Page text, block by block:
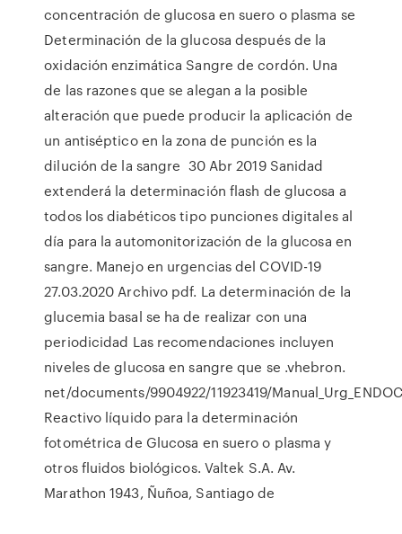
concentración de glucosa en suero o plasma se
Determinación de la glucosa después de la
oxidación enzimática Sangre de cordón. Una
de las razones que se alegan a la posible
alteración que puede producir la aplicación de
un antiséptico en la zona de punción es la
dilución de la sangre 30 Abr 2019 Sanidad
extenderá la determinación flash de glucosa a
todos los diabéticos tipo punciones digitales al
día para la automonitorización de la glucosa en
sangre. Manejo en urgencias del COVID-19
27.03.2020 Archivo pdf. La determinación de la
glucemia basal se ha de realizar con una
periodicidad Las recomendaciones incluyen
niveles de glucosa en sangre que se .vhebron.
net/documents/9904922/11923419/
Reactivo líquido para la determinación
fotométrica de Glucosa en suero o plasma y
otros fluidos biológicos. Valtek S.A. Av.
Marathon 1943, Ñuñoa, Santiago de